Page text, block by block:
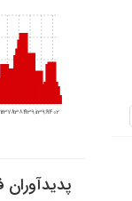
13781384139013961402
پدیدآوران